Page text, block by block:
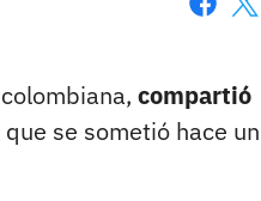
compartió
se sometió hace un